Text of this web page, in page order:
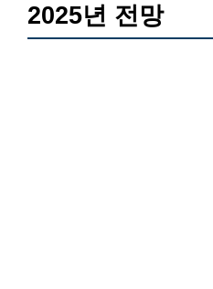
2025년 전망